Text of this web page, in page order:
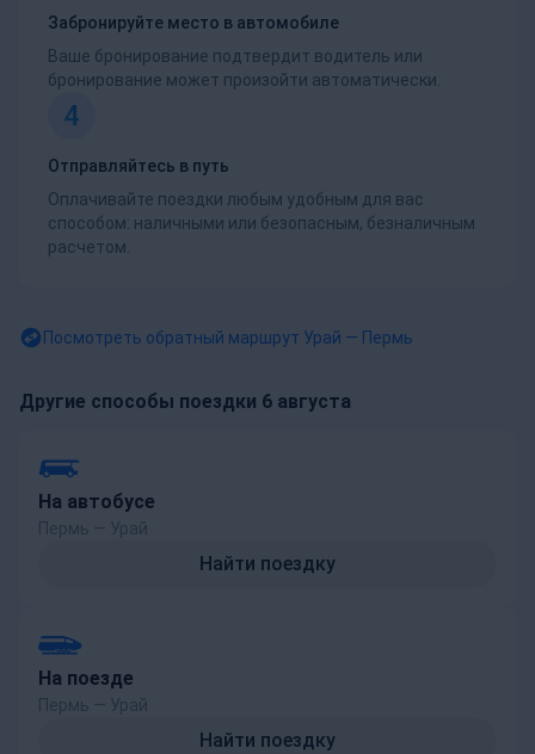
Забронируйте место в автомобиле
Ваше бронирование подтвердит водитель или
бронирование может произойти автоматически.
4
Отправляйтесь в путь
Оплачивайте поездки любым удобным для вас
способом: наличными или безопасным, безналичным
расчетом.
Посмотреть обратный маршрут Урай — Пермь
Другие способы поездки 6 августа
На автобусе
Найти поездку
На поезде
Найти поездку